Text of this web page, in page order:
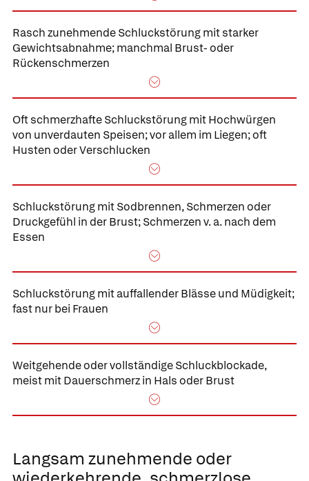
Rasch zunehmendeSchluckstörung mit starker
Gewichtsabnahme;manchmal Brust- oder
Rückenschmerzen
Oft schmerzhafteSchluckstörung mit Hochwürgen
von unverdauten Speisen;vor allem im Liegen; oft
Husten oder Verschlucken
Schluckstörung mit Sodbrennen,Schmerzen oder
Druckgefühl in der Brust; Schmerzen v. a. nach dem
Essen
Schluckstörung mit auffallender Blässe und Müdigkeit;
fast nur bei Frauen
Weitgehende oder vollständige Schluckblockade,
meist mit Dauerschmerz in Hals oder Brust
Langsam zunehmende oder